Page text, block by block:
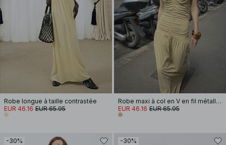
Robe longue à taille contrastée
EUR 46.16 EUR 65.95
Robe maxi à col en V en fil métallique
EUR 46.16 EUR 65.95
-30% -30%